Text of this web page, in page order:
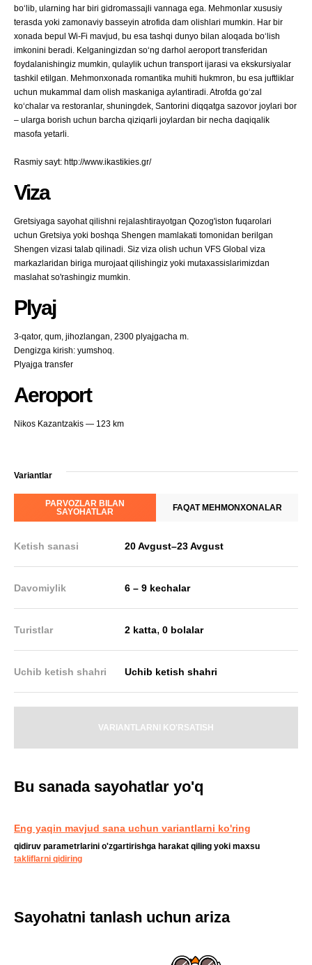
boʻlib, ularning har biri gidromassajli vannaga ega. Mehmonlar xususiy
terasda yoki zamonaviy basseyin atrofida dam olishlari mumkin. Har bir
xonada bepul Wi-Fi mavjud, bu esa tashqi dunyo bilan aloqada boʻlish
imkonini beradi. Kelganingizdan soʻng darhol aeroport transferidan
foydalanishingiz mumkin, qulaylik uchun transport ijarasi va ekskursiyalar
tashkil etilgan. Mehmonxonada romantika muhiti hukmron, bu esa juftliklar
uchun mukammal dam olish maskaniga aylantiradi. Atrofda goʻzal
koʻchalar va restoranlar, shuningdek, Santorini diqqatga sazovor joylari bor
– ularga borish uchun barcha qiziqarli joylardan bir necha daqiqalik
masofa yetarli.
Rasmiy sayt: http://www.ikastikies.gr/
Viza
Gretsiyaga sayohat qilishni rejalashtirayotgan Qozog'iston fuqarolari
uchun Gretsiya yoki boshqa Shengen mamlakati tomonidan berilgan
Shengen vizasi talab qilinadi. Siz viza olish uchun VFS Global viza
markazlaridan biriga murojaat qilishingiz yoki mutaxassislarimizdan
maslahat so'rashingiz mumkin.
Plyaj
3-qator, qum, jihozlangan, 2300 plyajgacha m.
Dengizga kirish: yumshoq.
Plyajga transfer
Aeroport
Nikos Kazantzakis — 123 km
Variantlar
PARVOZLAR BILAN
SAYOHATLAR
FAQAT MEHMONXONALAR
Ketish sanasi 20 Avgust–23 Avgust
Davomiylik 6 – 9 kechalar
Turistlar 2 katta,0 bolalar
Uchib ketish shahri Uchib ketish shahri
VARIANTLARNI KO'RSATISH
Bu sanada sayohatlar yo'q
Eng yaqin mavjud sana uchun variantlarni ko'ring
qidiruv parametrlarini o'zgartirishga harakat qiling yoki maxsu
takliflarni qidiring
Sayohatni tanlash uchun ariza